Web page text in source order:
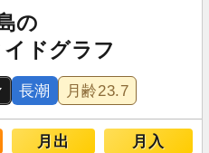
の
ドグラフ
長潮 月齢23.7
月出 月入